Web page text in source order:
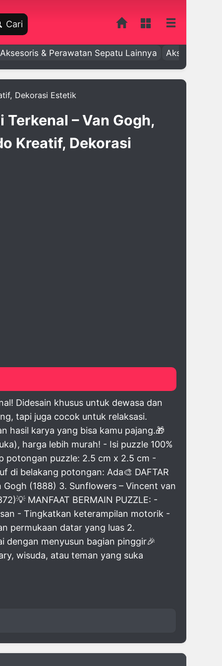
Cari
Aksesoris & Perawatan Sepatu Lainnya Aksesoris
Dekorasi Estetik
– Van Gogh,
Kreatif, Dekorasi
Didesain khusus untuk dewasa dan
tapi juga cocok untuk relaksasi.
hasil karya yang bisa kamu pajang.🎁
harga lebih murah! - Isi puzzle 100%
potongan puzzle: 2.5 cm x 2.5 cm -
di belakang potongan: Ada🎨 DAFTAR
(1888) 3. Sunflowers – Vincent van
MANFAAT BERMAIN PUZZLE: -
- Tingkatkan keterampilan motorik -
permukaan datar yang luas 2.
menyusun bagian pinggir🎉
wisuda, atau teman yang suka